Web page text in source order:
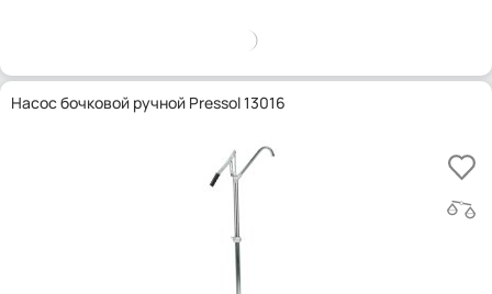
Насос бочковой ручной Pressol 13016